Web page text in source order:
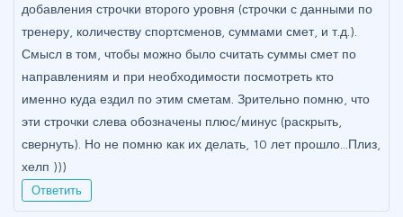
добавления строчки второго уровня (строчки с данными по
тренеру, количеству спортсменов, суммами смет, и т.д.).
Смысл в том, чтобы можно было считать суммы смет по
направлениям и при необходимости посмотреть кто
именно куда ездил по этим сметам. Зрительно помню, что
эти строчки слева обозначены плюс/минус (раскрыть,
свернуть). Но не помню как их делать, 10 лет прошло...Плиз,
хелп )))
Ответить